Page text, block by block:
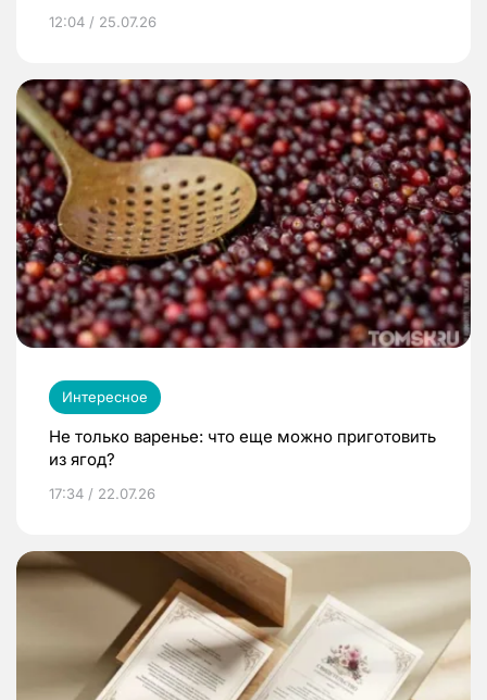
12:04 / 25.07.26
Интересное
Не только варенье: что еще можно приготовить
из ягод?
17:34 / 22.07.26